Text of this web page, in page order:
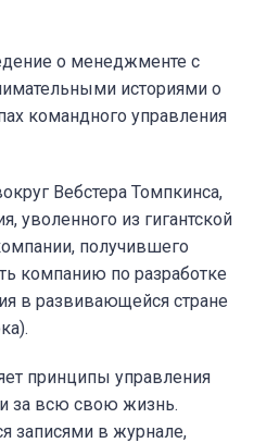
о менеджменте с
историями о
командного управления
Вебстера Томпкинса,
уволенного из гигантской
получившего
компанию по разработке
в развивающейся стране
принципы управления
за всю свою жизнь.
записями в журнале,